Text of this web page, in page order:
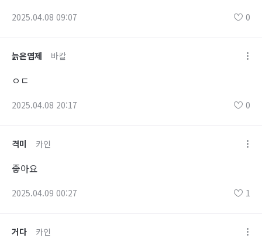
2025.04.08 09:07 0
늙은염제 바칼
ㅇㄷ
2025.04.08 20:17 0
격미 카인
좋아요
2025.04.09 00:27 1
거다 카인